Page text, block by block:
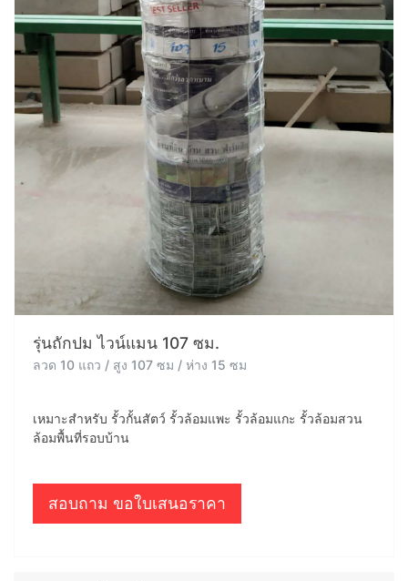
รุ่นถักปม ไวน์แมน 107 ซม.
ลวด 10 แถว / สูง 107 ซม / ห่าง 15 ซม
เหมาะสำหรับ รั้วกั้นสัตว์ รั้วล้อมแพะ รั้วล้อมแกะ รั้วล้อมสวน
ล้อมพื้นที่รอบบ้าน
สอบถาม ขอใบเสนอราคา